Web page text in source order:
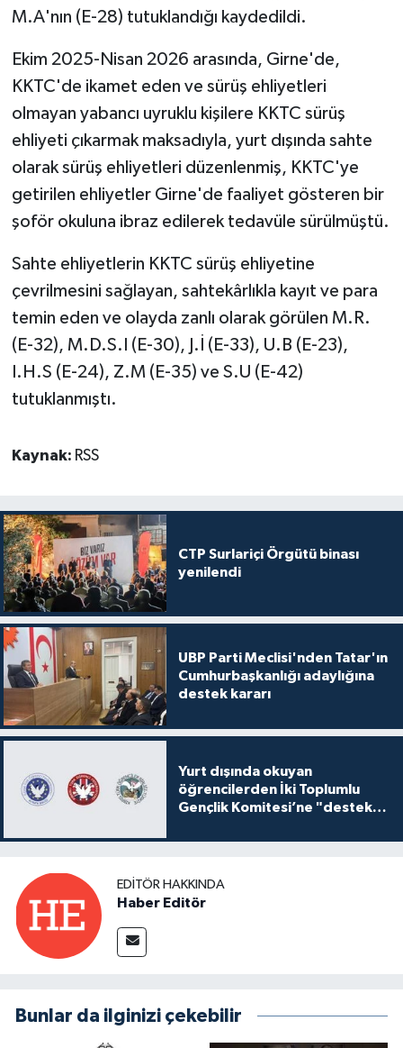
M.A'nın (E-28) tutuklandığı kaydedildi.
Ekim 2025-Nisan 2026 arasında, Girne'de,
KKTC'de ikamet eden ve sürüş ehliyetleri
olmayan yabancı uyruklu kişilere KKTC sürüş
ehliyeti çıkarmak maksadıyla, yurt dışında sahte
olarak sürüş ehliyetleri düzenlenmiş, KKTC'ye
getirilen ehliyetler Girne'de faaliyet gösteren bir
şoför okuluna ibraz edilerek tedavüle sürülmüştü.
Sahte ehliyetlerin KKTC sürüş ehliyetine
çevrilmesini sağlayan, sahtekârlıkla kayıt ve para
temin eden ve olayda zanlı olarak görülen M.R.
(E-32), M.D.S.I (E-30), J.İ (E-33), U.B (E-23),
I.H.S (E-24), Z.M (E-35) ve S.U (E-42)
tutuklanmıştı.
Kaynak: RSS
CTP Surlariçi Örgütü binası
yenilendi
UBP Parti Meclisi'nden Tatar'ın
Cumhurbaşkanlığı adaylığına
destek kararı
Yurt dışında okuyan
öğrencilerden İki Toplumlu
Gençlik Komitesi’ne "destek
EDITÖR HAKKINDA
Haber Editör
Bunlar da ilginizi çekebilir